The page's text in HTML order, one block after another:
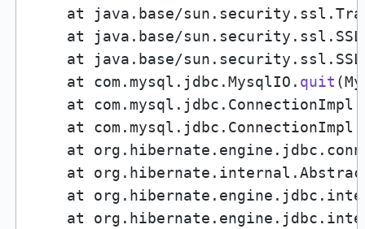
at java.base/
at java.base/
at java.base/
    at com.mysql.jdbc.MysqlIO.
quit
    at com.mysql.jdbc.ConnectionImpl.
    at com.mysql.jdbc.ConnectionImpl.
at
at
at
at